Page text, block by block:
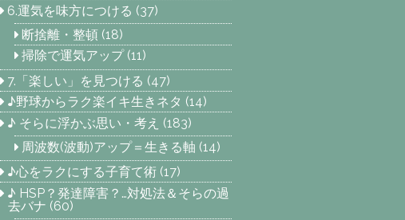
6.運気を味方につける (37)
断捨離・整頓(18)
掃除で運気アップ(11)
7.「楽しい」を見つける (47)
♪野球からラク楽イキ生きネタ (14)
♪ そらに浮かぶ思い・考え (183)
周波数(波動)アップ＝生きる軸 (14)
♪心をラクにする子育て術 (17)
♪ HSP？発達障害？…対処法＆そらの過
去バナ (60)